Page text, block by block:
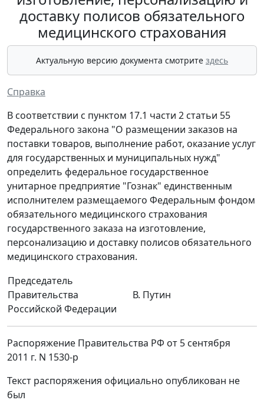
доставку полисов обязательного
медицинского страхования
Актуальную версию документа смотрите здесь
Справка
В соответствии с пунктом 17.1 части 2 статьи 55
Федерального закона "О размещении заказов на
поставки товаров, выполнение работ, оказание услуг
для государственных и муниципальных нужд"
определить федеральное государственное
унитарное предприятие "Гознак" единственным
исполнителем размещаемого Федеральным фондом
обязательного медицинского страхования
государственного заказа на изготовление,
персонализацию и доставку полисов обязательного
медицинского страхования.
Председатель
Правительства
Российской Федерации
В. Путин
Распоряжение Правительства РФ от 5 сентября
2011 г. N 1530-р
Текст распоряжения официально опубликован не
был